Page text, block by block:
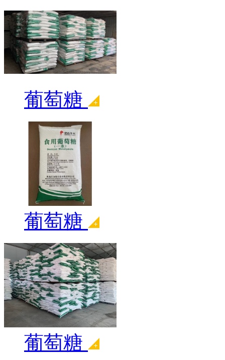
葡萄糖
葡萄糖
葡萄糖